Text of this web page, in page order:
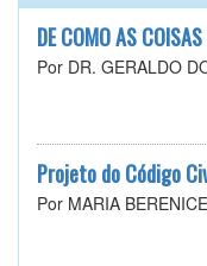
DE COMO AS
Por DR. GERALDO
Projeto do Código
Por MARIA